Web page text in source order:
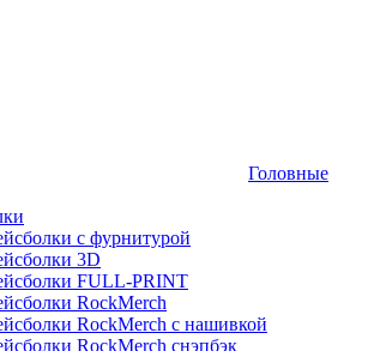
Головные
с фурнитурой
3D
FULL-PRINT
RockMerch
RockMerch с нашивкой
RockMerch снэпбэк